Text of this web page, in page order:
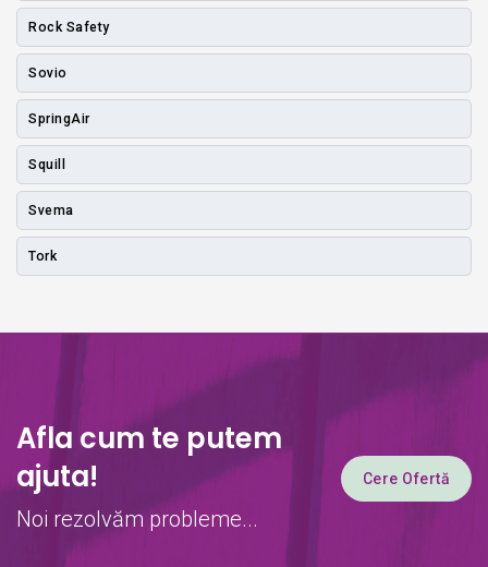
Rock Safety
Sovio
SpringAir
Squill
Svema
Tork
Afla cum te putem
ajuta!
Noi rezolvăm probleme...
Cere Ofertă